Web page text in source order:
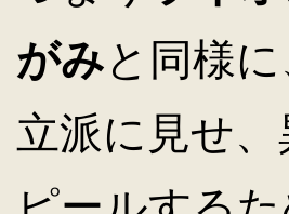
がみと同様
立派に見せ